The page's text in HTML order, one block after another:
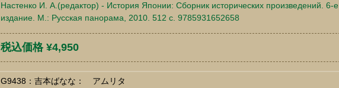
Настенко И. А.(редактор) - История Японии: Сборник исторических произведений. 6-е
издание. М.: Русская панорама, 2010. 512 c. 9785931652658
税込価格 ¥4,950
G9438：吉本ばなな： アムリタ